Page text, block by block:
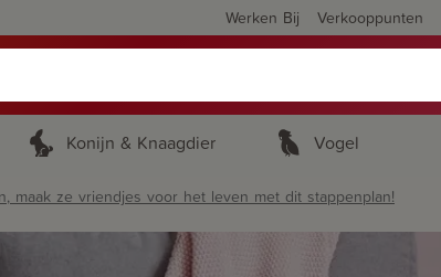
Werken Bij Verkooppunten
Konijn & Knaagdier Vogel
maak ze vriendjes voor het leven met dit stappenplan!